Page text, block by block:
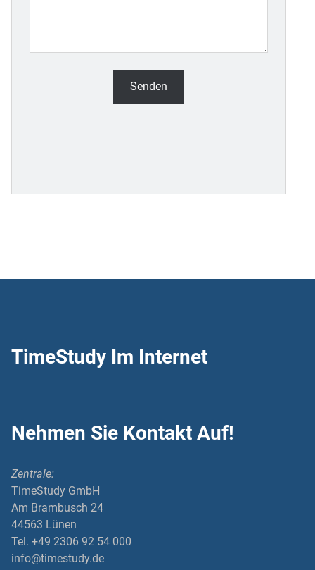
TimeStudy Im Internet
Nehmen Sie Kontakt Auf!
Zentrale:
TimeStudy GmbH
Am Brambusch 24
44563 Lünen
Tel. +49 2306 92 54 000
info@timestudy.de